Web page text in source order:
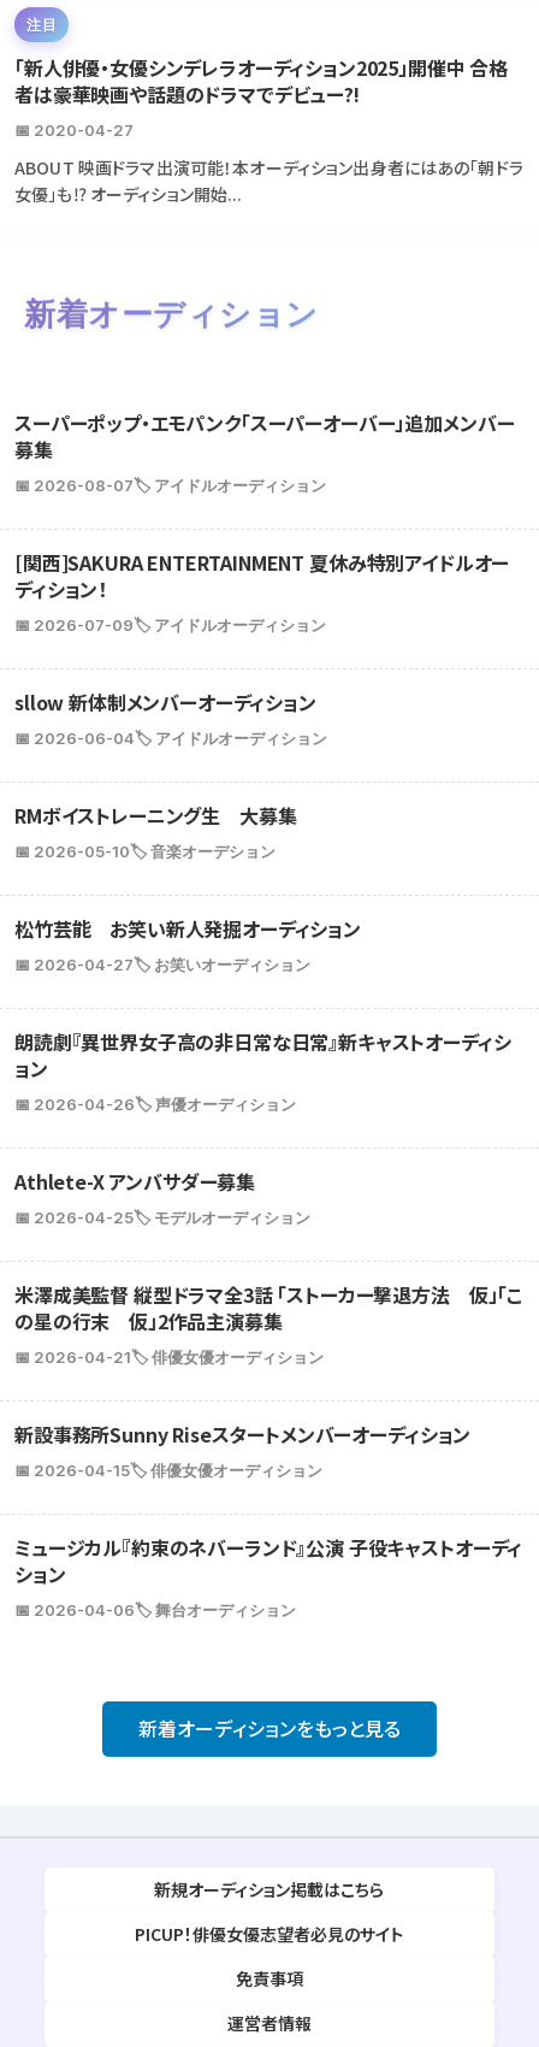
注目
「新人俳優・女優シンデレラオーディション2025」開催中 合格
者は豪華映画や話題のドラマでデビュー?!
📅 2020-04-27
ABOUT 映画ドラマ出演可能！本オーディション出身者にはあの「朝ドラ
女優」も⁉ オーディション開始...
新着オーディション
スーパーポップ・エモパンク「スーパーオーバー」追加メンバー
募集
📅 2026-08-07🏷️ アイドルオーディション
[関西]SAKURA ENTERTAINMENT 夏休み特別アイドルオー
ディション！
📅 2026-07-09🏷️ アイドルオーディション
sllow 新体制メンバーオーディション
📅 2026-06-04🏷️ アイドルオーディション
RMボイストレーニング生 大募集
📅 2026-05-10🏷️ 音楽オーデション
松竹芸能 お笑い新人発掘オーディション
📅 2026-04-27🏷️ お笑いオーディション
朗読劇『異世界女子高の非日常な日常』新キャストオーディシ
ョン
📅 2026-04-26🏷️ 声優オーディション
Athlete-X アンバサダー募集
📅 2026-04-25🏷️ モデルオーディション
米澤成美監督 縦型ドラマ全3話 「ストーカー撃退方法 仮」「こ
の星の行末 仮」2作品主演募集
📅 2026-04-21🏷️ 俳優女優オーディション
新設事務所Sunny Riseスタートメンバーオーディション
📅 2026-04-15🏷️ 俳優女優オーディション
ミュージカル『約束のネバーランド』公演 子役キャストオーディ
ション
📅 2026-04-06🏷️ 舞台オーディション
新着オーディションをもっと見る
新規オーディション掲載はこちら
PICUP！俳優女優志望者必見のサイト
免責事項
運営者情報